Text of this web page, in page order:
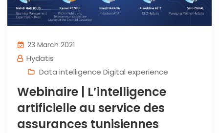
23 March 2021
Hydatis
Data intelligence Digital experience
Webinaire | L’intelligence
artificielle au service des
assurances tunisiennes